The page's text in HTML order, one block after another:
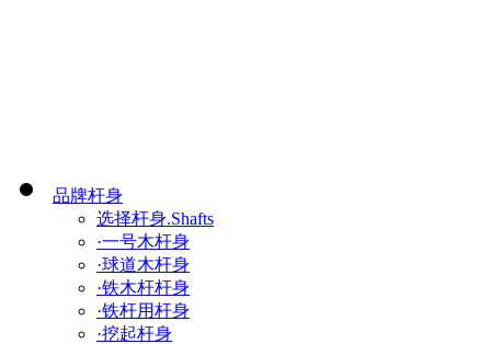
品牌杆身
选择杆身.Shafts
·一号木杆身
·球道木杆身
·铁木杆杆身
·铁杆用杆身
·挖起杆身